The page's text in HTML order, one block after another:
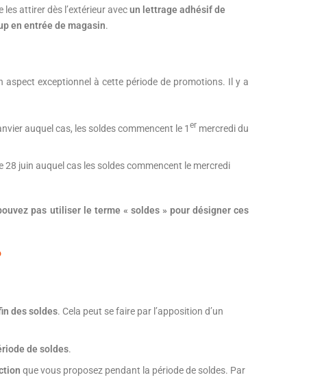
attirer dès l’extérieur avecun lettrage adhésif de
en entrée de magasin.
exceptionnel à cette période de promotions. Il y a
auquel cas, les soldes commencent le 1 er mercredi du
juin auquel cas les soldes commencent le mercredi
pas utiliser le terme « soldes » pour désigner ces
des soldes. Cela peut se faire par l’apposition d’un
de soldes.
que vous proposez pendant la période de soldes. Par